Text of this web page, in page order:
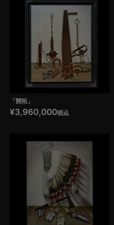
「開拓」
¥3,960,000税込